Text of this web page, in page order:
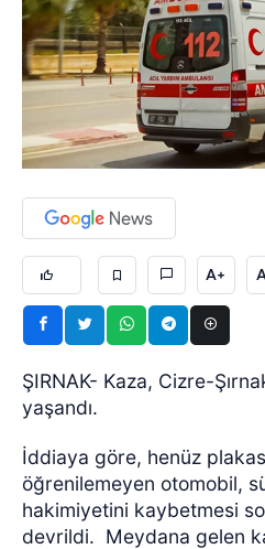
A+
ŞIRNAK- Kaza, Cizre-
yaşandı.
İddiaya göre, henüz
öğrenilemeyen otomobil,
hakimiyetini kaybetmesi
devrildi. Meydana gelen